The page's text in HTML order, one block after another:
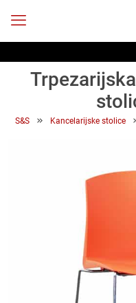
S&S » Kancelarijske stolice